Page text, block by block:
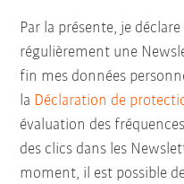
Par la présente, je
régulièrement une
fin mes données
la Déclaration de
évaluation des
des clics dans les
moment, il est possible